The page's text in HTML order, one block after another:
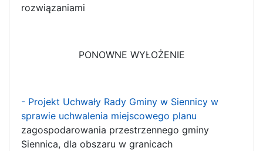
rozwiązaniami
PONOWNE WYŁOŻENIE
- Projekt Uchwały Rady Gminy w Siennicy w
sprawie uchwalenia miejscowego planu
zagospodarowania przestrzennego gminy
Siennica, dla obszaru w granicach